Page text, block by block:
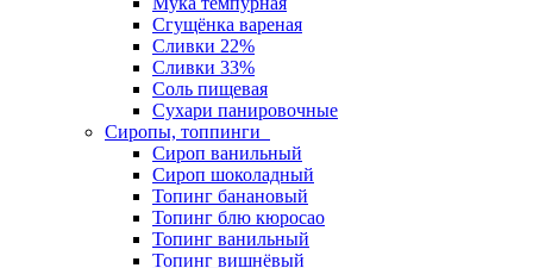
Сгущёнка вареная
Сливки 22%
Сливки 33%
Соль пищевая
Сухари панировочные
Сиропы, топпинги
Сироп ванильный
Сироп шоколадный
Топинг банановый
Топинг блю кюросао
Топинг ванильный
Топинг вишнёвый